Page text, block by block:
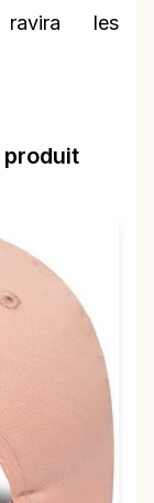
ravira les